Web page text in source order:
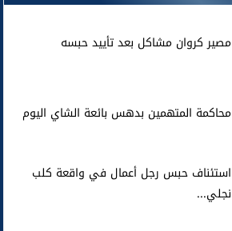
مصير كروان مشاكل بعد تأييد حبسه
محاكمة المتهمين بدهس بائعة الشاي اليوم
استئناف حبس رجل أعمال في واقعة كلب
نجلي...